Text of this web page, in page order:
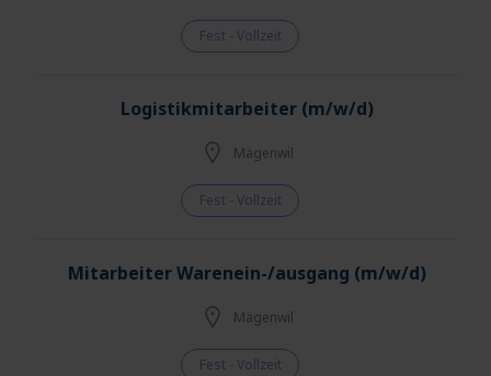
Fest - Vollzeit
Logistikmitarbeiter (m/w/d)
Mägenwil
Fest - Vollzeit
Mitarbeiter Warenein-/ausgang (m/w/d)
Mägenwil
Fest - Vollzeit